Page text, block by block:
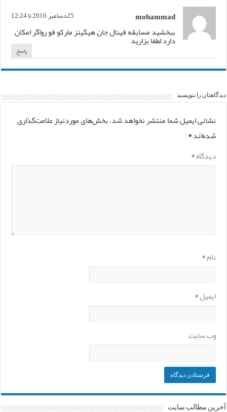
mohammad 25دسامبر, 2016 تا 12:24
ببخشید مسابقه فینال جان هیگینز مارکو فو رواگر امکان
دارد لطفا بزارید
پاسخ
دیدگاهتان را بنویسید
نشانی ایمیل شما منتشر نخواهد شد.بخش‌های موردنیاز علامت‌گذاری
شده‌اند*
دیدگاه*
نام*
ایمیل*
وب‌ سایت
آخرین مطالب سایت